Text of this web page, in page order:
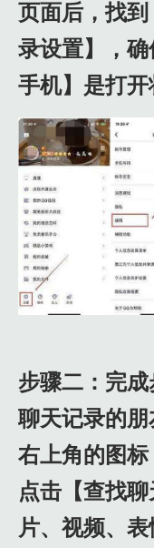
页面后，找
录设置】，
手机】是打开
步骤二：完
聊天记录的
右上角的图
点击【查找
片、视频、